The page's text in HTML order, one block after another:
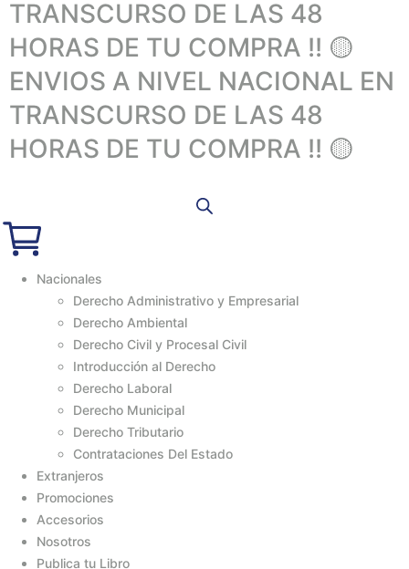
TRANSCURSO DE LAS 48
HORAS DE TU COMPRA !! 🟡
ENVIOS A NIVEL NACIONAL EN
TRANSCURSO DE LAS 48
HORAS DE TU COMPRA !! 🟡
Nacionales
Derecho Administrativo y Empresarial
Derecho Ambiental
Derecho Civil y Procesal Civil
Introducción al Derecho
Derecho Laboral
Derecho Municipal
Derecho Tributario
Contrataciones Del Estado
Extranjeros
Promociones
Accesorios
Nosotros
Publica tu Libro